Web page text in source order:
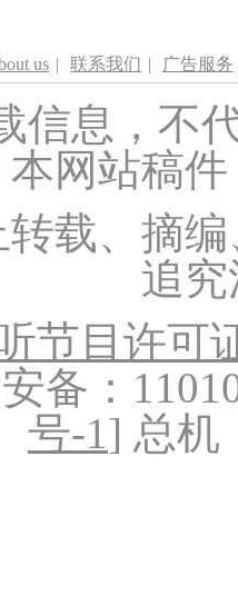
us | 联系我们 | 广告服务
信息，不
本网站稿
载、摘
追
节目许可
备：
号-1] 总机